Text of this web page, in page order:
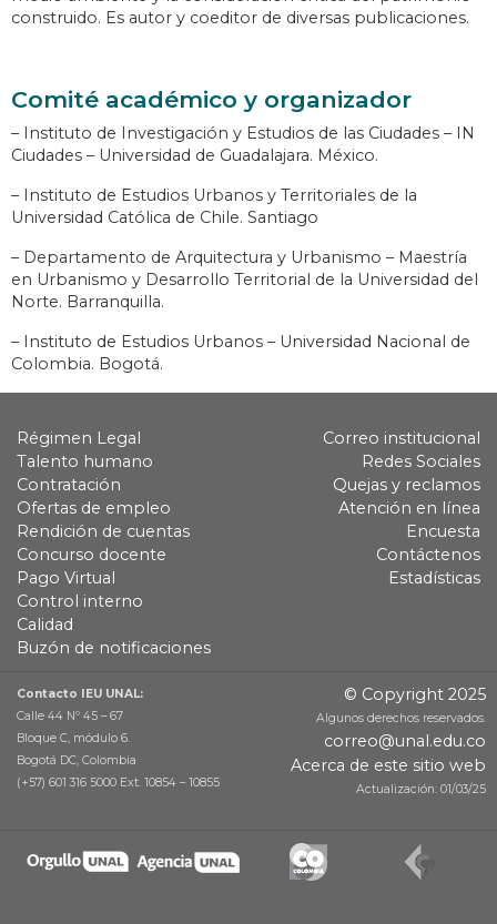
construido. Es autor y coeditor de diversas publicaciones.
Comité académico y organizador
– Instituto de Investigación y Estudios de las Ciudades – IN
Ciudades – Universidad de Guadalajara. México.
– Instituto de Estudios Urbanos y Territoriales de la
Universidad Católica de Chile. Santiago
– Departamento de Arquitectura y Urbanismo – Maestría
en Urbanismo y Desarrollo Territorial de la Universidad del
Norte. Barranquilla.
– Instituto de Estudios Urbanos – Universidad Nacional de
Colombia. Bogotá.
Régimen Legal
Talento humano
Contratación
Ofertas de empleo
Rendición de cuentas
Concurso docente
Pago Virtual
Control interno
Calidad
Buzón de notificaciones
Correo institucional
Redes Sociales
Quejas y reclamos
Atención en línea
Encuesta
Contáctenos
Estadísticas
Contacto IEU UNAL:
Calle 44 Nº 45 – 67
Bloque C, módulo 6.
Bogotá DC, Colombia
(+57) 601 316 5000 Ext. 10854 – 10855
© Copyright 2025
Algunos derechos reservados.
correo@unal.edu.co
Acerca de este sitio web
Actualización: 01/03/25